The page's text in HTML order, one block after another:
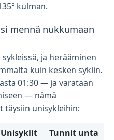
kulman.
mennä nukkumaan
ja herääminen
kuin kesken syklin.
01:30 — ja varataan
— nämä
täysiin unisykleihin:
Unisyklit
Tunnit unta